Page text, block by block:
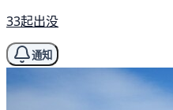
33起出没
通知